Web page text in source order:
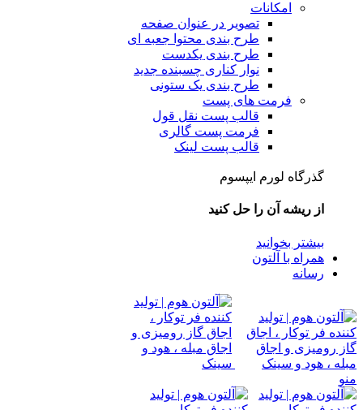
امکانات
تصویر در عنوان صفحه
طرح بندی محتوا جعبه ای
طرح بندی یکدست
نوار کناری چسبنده جدید
طرح بندی یک ستونی
فرمت های پست
قالب پست نقل قول
فرمت پست گالری
قالب پست لینک
گذرگاه لورم ایپسوم
از ریشه آن را حل کنید
بیشتر بخوانید
همراه با آلتون
رسانه
منو